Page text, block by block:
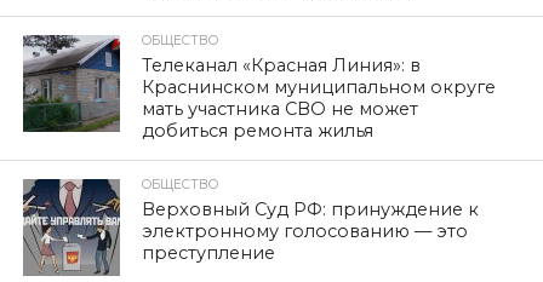
ОБЩЕСТВО
Телеканал «Красная Линия»: в
Краснинском муниципальном округе
мать участника СВО не может
добиться ремонта жилья
ОБЩЕСТВО
Верховный Суд РФ: принуждение к
электронному голосованию — это
преступление